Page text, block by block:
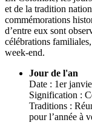
et de la tradition
commémorations
d’entre eux sont
célébrations
week-end.
Jour de l'an
Date : 1er
Signification :
Traditions :
pour l’année à